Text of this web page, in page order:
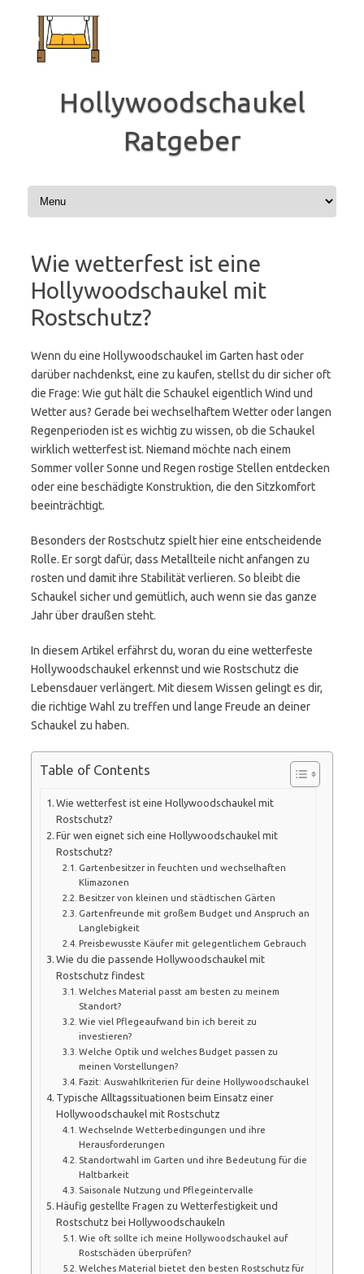
Inhalt
springen
Hollywoodschaukel
Ratgeber
Wie wetterfest ist eine
Hollywoodschaukel mit
Rostschutz?
Wenn du eine Hollywoodschaukel im Garten hast oder
darüber nachdenkst, eine zu kaufen, stellst du dir sicher oft
die Frage: Wie gut hält die Schaukel eigentlich Wind und
Wetter aus? Gerade bei wechselhaftem Wetter oder langen
Regenperioden ist es wichtig zu wissen, ob die Schaukel
wirklich wetterfest ist. Niemand möchte nach einem
Sommer voller Sonne und Regen rostige Stellen entdecken
oder eine beschädigte Konstruktion, die den Sitzkomfort
beeinträchtigt.
Besonders der Rostschutz spielt hier eine entscheidende
Rolle. Er sorgt dafür, dass Metallteile nicht anfangen zu
rosten und damit ihre Stabilität verlieren. So bleibt die
Schaukel sicher und gemütlich, auch wenn sie das ganze
Jahr über draußen steht.
In diesem Artikel erfährst du, woran du eine wetterfeste
Hollywoodschaukel erkennst und wie Rostschutz die
Lebensdauer verlängert. Mit diesem Wissen gelingt es dir,
die richtige Wahl zu treffen und lange Freude an deiner
Schaukel zu haben.
Table of Contents
Wie wetterfest ist eine Hollywoodschaukel mit
Rostschutz?
Für wen eignet sich eine Hollywoodschaukel mit
Rostschutz?
Gartenbesitzer in feuchten und wechselhaften
Klimazonen
Besitzer von kleinen und städtischen Gärten
Gartenfreunde mit großem Budget und Anspruch an
Langlebigkeit
Preisbewusste Käufer mit gelegentlichem Gebrauch
Wie du die passende Hollywoodschaukel mit
Rostschutz findest
Welches Material passt am besten zu meinem
Standort?
Wie viel Pflegeaufwand bin ich bereit zu
investieren?
Welche Optik und welches Budget passen zu
meinen Vorstellungen?
Fazit: Auswahlkriterien für deine Hollywoodschaukel
Typische Alltagssituationen beim Einsatz einer
Hollywoodschaukel mit Rostschutz
Wechselnde Wetterbedingungen und ihre
Herausforderungen
Standortwahl im Garten und ihre Bedeutung für die
Haltbarkeit
Saisonale Nutzung und Pflegeintervalle
Häufig gestellte Fragen zu Wetterfestigkeit und
Rostschutz bei Hollywoodschaukeln
Wie oft sollte ich meine Hollywoodschaukel auf
Rostschäden überprüfen?
Welches Material bietet den besten Rostschutz für